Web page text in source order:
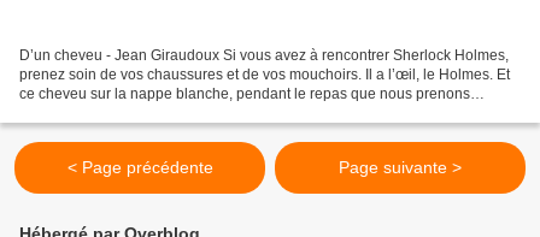
D’un cheveu - Jean Giraudoux Si vous avez à rencontrer Sherlock Holmes,
prenez soin de vos chaussures et de vos mouchoirs. Il a l’œil, le Holmes. Et
ce cheveu sur la nappe blanche, pendant le repas que nous prenons
< Page précédente Page suivante >